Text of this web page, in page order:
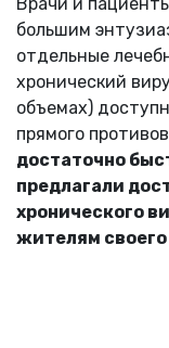
большим
отдельные
хронический
объемах)
прямого
достаточно
предлагали
хронического
жителям своего